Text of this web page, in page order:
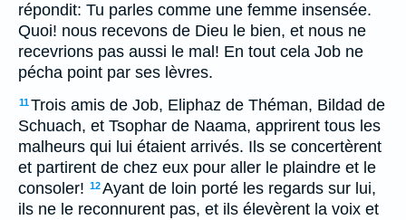
répondit: Tu parles comme une femme insensée.
Quoi! nous recevons de Dieu le bien, et nous ne
recevrions pas aussi le mal! En tout cela Job ne
pécha point par ses lèvres.
11Trois amis de Job, Eliphaz de Théman, Bildad de
Schuach, et Tsophar de Naama, apprirent tous les
malheurs qui lui étaient arrivés. Ils se concertèrent
et partirent de chez eux pour aller le plaindre et le
consoler! 12Ayant de loin porté les regards sur lui,
ils ne le reconnurent pas, et ils élevèrent la voix et